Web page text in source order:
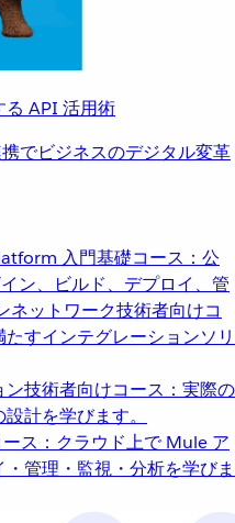
る API 活用術
でビジネスのデジタル変革
入門基礎コース：公
ン、ビルド、デプロイ、管
ネットワーク技術者向けコ
すインテグレーションソリ
ン技術者向けコース：実際の
計を学びます。
ス：クラウド上で Mule ア
管理・監視・分析を学びま